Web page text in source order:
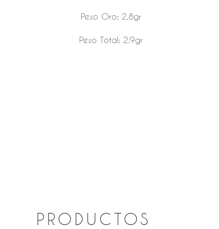
Peso Oro: 2.8gr
Peso Total: 2.9gr
PRODUCTOS